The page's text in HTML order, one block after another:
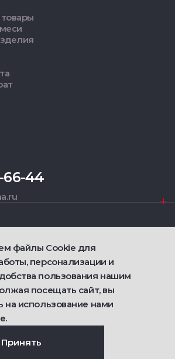
66-44
IT
файлы Cookie для
персонализации и
пользования нашим
посещать сайт, вы
на использование нами
Принять